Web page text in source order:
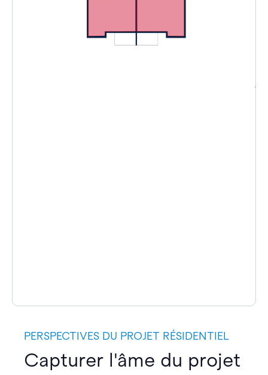
PERSPECTIVES DU PROJET RÉSIDENTIEL
Capturer l'âme du projet